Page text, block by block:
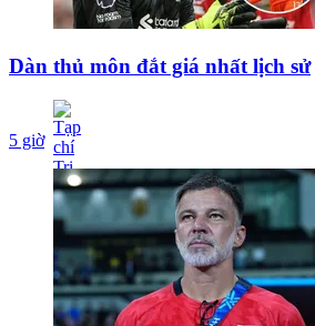
Dàn thủ môn đắt giá nhất lịch sử
5 giờ